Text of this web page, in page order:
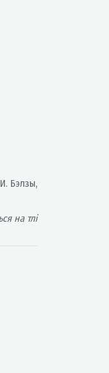
Бэлзы,
на тлі